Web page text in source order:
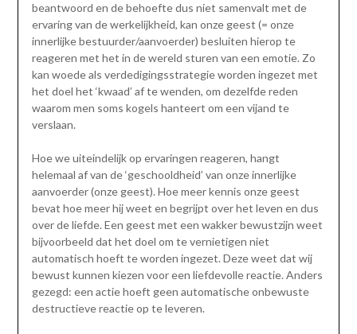
beantwoord en de behoefte dus niet samenvalt met de
ervaring van de werkelijkheid, kan onze geest (= onze
innerlijke bestuurder/aanvoerder) besluiten hierop te
reageren met het in de wereld sturen van een emotie. Zo
kan woede als verdedigingsstrategie worden ingezet met
het doel het ‘kwaad’ af te wenden, om dezelfde reden
waarom men soms kogels hanteert om een vijand te
verslaan.
Hoe we uiteindelijk op ervaringen reageren, hangt
helemaal af van de ‘geschooldheid’ van onze innerlijke
aanvoerder (onze geest). Hoe meer kennis onze geest
bevat hoe meer hij weet en begrijpt over het leven en dus
over de liefde. Een geest met een wakker bewustzijn weet
bijvoorbeeld dat het doel om te vernietigen niet
automatisch hoeft te worden ingezet. Deze weet dat wij
bewust kunnen kiezen voor een liefdevolle reactie. Anders
gezegd: een actie hoeft geen automatische onbewuste
destructieve reactie op te leveren.